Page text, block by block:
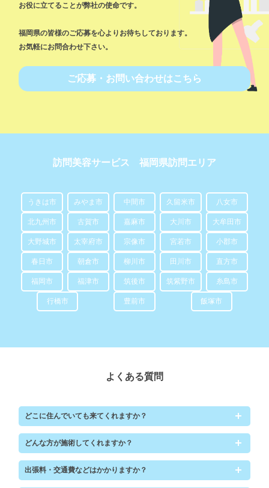
お役に立てることが弊社の使命です。
福岡県の皆様のご応募を心よりお待ちしております。
お気軽にお問合わせ下さい。
ご応募・お問い合わせはこちら
訪問美容サービス 福岡県訪問エリア
うきは市 みやま市 中間市 久留米市 八女市
北九州市 古賀市 嘉麻市 大川市 大牟田市
大野城市 太宰府市 宗像市 宮若市 小郡市
春日市 朝倉市 柳川市 田川市 直方市
福岡市 福津市 筑後市 筑紫野市 糸島市
行橋市 豊前市 飯塚市
よくある質問
どこに住んでいても来てくれますか？
どんな方が施術してくれますか？
出張料・交通費などはかかりますか？